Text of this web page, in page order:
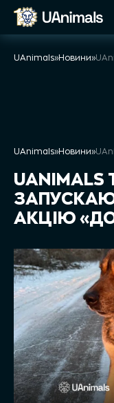
Skip
UAnimals»Новини»
UAnimals»Новини»
UANIMALS
АКЦІЮ